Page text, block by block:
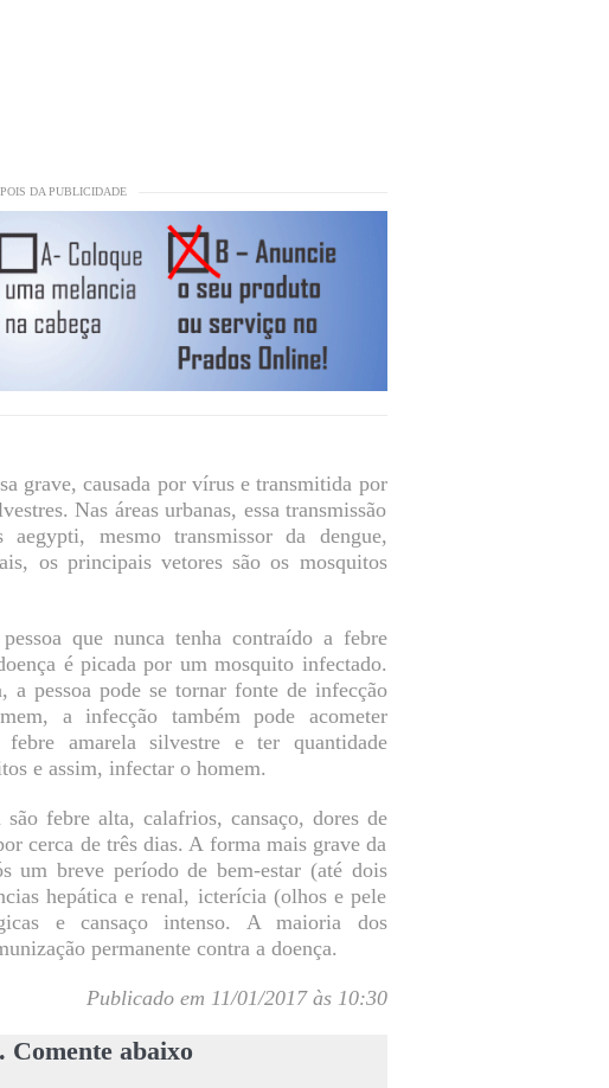
DA PUBLICIDADE
grave, causada por vírus e transmitida por
Nas áreas urbanas, essa transmissão
mesmo transmissor da dengue,
os principais vetores são os mosquitos
que nunca tenha contraído a febre
é picada por um mosquito infectado.
pessoa pode se tornar fonte de infecção
a infecção também pode acometer
amarela silvestre e ter quantidade
e assim, infectar o homem.
febre alta, calafrios, cansaço, dores de
cerca de três dias. A forma mais grave da
um breve período de bem-estar (até dois
hepática e renal, icterícia (olhos e pele
e cansaço intenso. A maioria dos
permanente contra a doença.
Publicado em 11/01/2017 às 10:30
Comente abaixo